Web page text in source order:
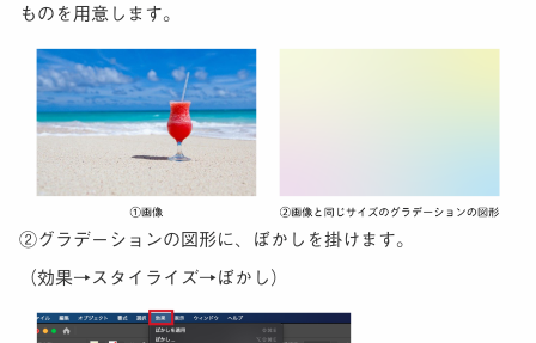
ものを用意します。
②グラデーションの図形に、ぼかしを掛けます。
（効果→スタイライズ→ぼかし）